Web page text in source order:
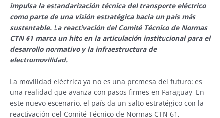
impulsa la estandarización técnica del transporte eléctrico
como parte de una visión estratégica hacia un país más
sustentable. La reactivación del Comité Técnico de Normas
CTN 61 marca un hito en la articulación institucional para el
desarrollo normativo y la infraestructura de
electromovilidad.
La movilidad eléctrica ya no es una promesa del futuro: es
una realidad que avanza con pasos firmes en Paraguay. En
este nuevo escenario, el país da un salto estratégico con la
reactivación del Comité Técnico de Normas CTN 61,